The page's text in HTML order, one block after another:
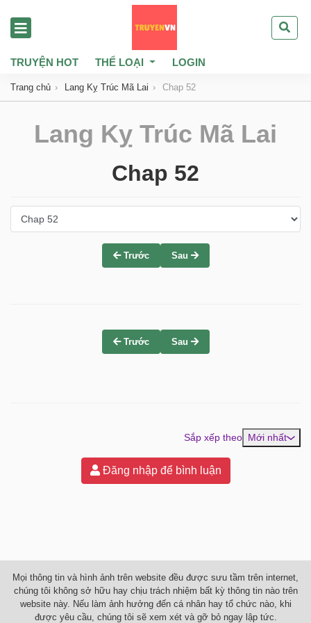
TRUYỆN HOT THỂ LOẠI LOGIN
Trang chủ Lang Kỵ Trúc Mã Lai Chap 52
Lang Kỵ Trúc Mã Lai
Chap 52
Trước Sau
Trước Sau
Sắp xếp theo Mới nhất
Đăng nhập để bình luận
Mọi thông tin và hình ảnh trên website đều được sưu tầm trên internet,
chúng tôi không sở hữu hay chịu trách nhiệm bất kỳ thông tin nào trên
website này. Nếu làm ảnh hưởng đến cá nhân hay tổ chức nào, khi
được yêu cầu, chúng tôi sẽ xem xét và gỡ bỏ ngay lập tức.